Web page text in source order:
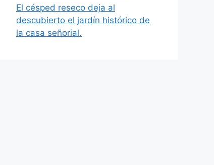
El césped reseco deja al
descubierto el jardín histórico de
la casa señorial.